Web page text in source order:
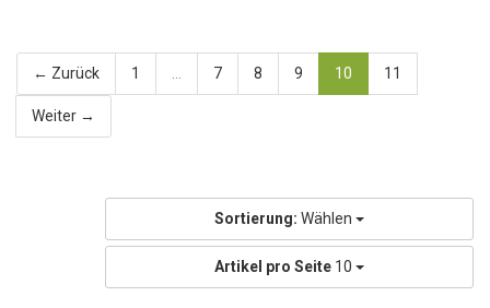
← Zurück 1 7 8 9 10 11
Weiter →
Sortierung: Wählen
Artikel pro Seite 10